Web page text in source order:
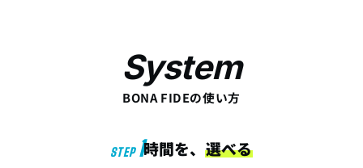
System
BONA FIDEの使い方
STEP 1時間を、 選べる